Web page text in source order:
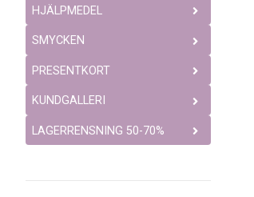
HJÄLPMEDEL
SMYCKEN
PRESENTKORT
KUNDGALLERI
LAGERRENSNING 50-70%